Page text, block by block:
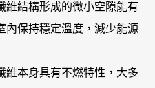
維結構形成的微小空隙能有
內保持穩定溫度，減少能源
維本身具有不燃特性，大多